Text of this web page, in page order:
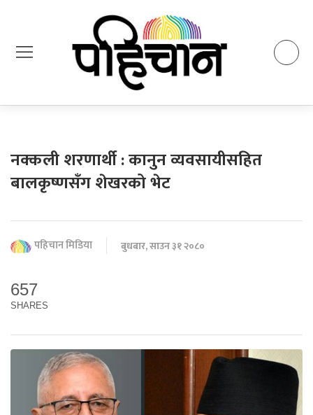
नक्कली शरणार्थी : कानुन व्यवसायीसहित
बालकृष्णसँग शेखरको भेट
पहिचान मिडिया बुधबार, साउन ३१ २०८०
657
SHARES